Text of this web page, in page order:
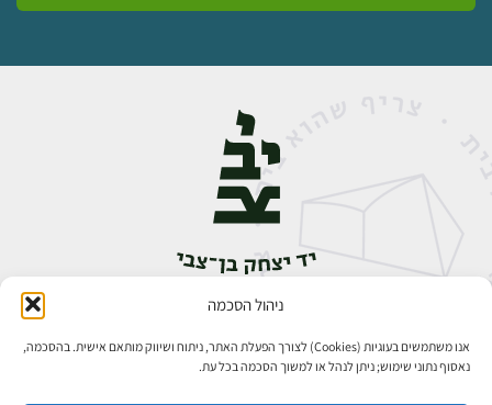
ניהול הסכמה
אנו משתמשים בעוגיות (Cookies) לצורך הפעלת האתר, ניתוח ושיווק מותאם אישית. בהסכמה,
נאסוף נתוני שימוש; ניתן לנהל או למשוך הסכמה בכל עת.
אבן גבירול 14, רחביה, ירושלים